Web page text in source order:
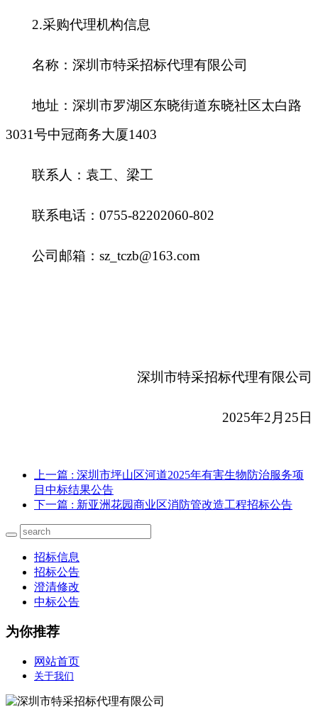
2.采购代理机构信息
名称：深圳市特采招标代理有限公司
地址：深圳市罗湖区东晓街道东晓社区太白路
3031号中冠商务大厦1403
联系人：袁工、梁工
联系电话：0755-82202060-802
公司邮箱：sz_tczb@163.com
深圳市特采招标代理有限公司
2025年2月25日
上一篇 : 深圳市坪山区河道2025年有害生物防治服务项
目中标结果公告
下一篇 : 新亚洲花园商业区消防管改造工程招标公告
招标信息
招标公告
澄清修改
中标公告
为你推荐
网站首页
关于我们